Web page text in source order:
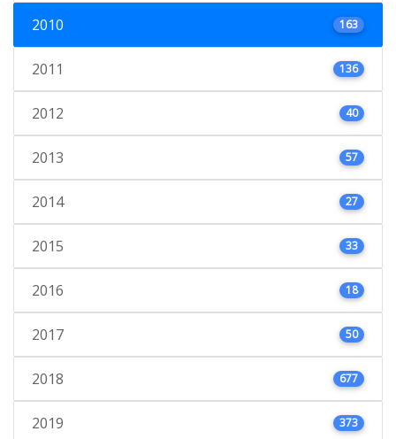
2010 163
2011 136
2012 40
2013 57
2014 27
2015 33
2016 18
2017 50
2018 677
2019 373